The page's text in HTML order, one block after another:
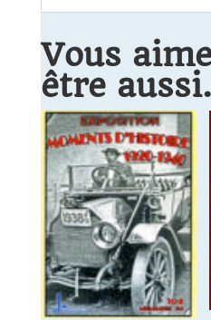
Vous
être